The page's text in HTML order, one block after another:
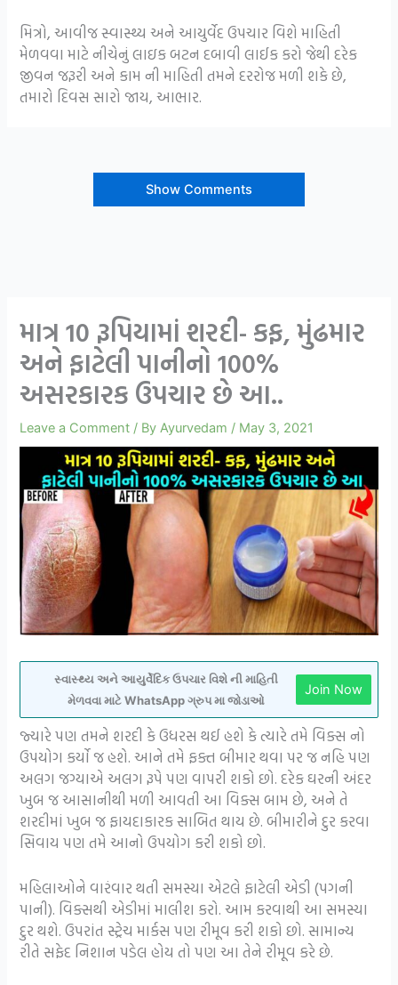
મિત્રો, આવીજ સ્વાસ્થ્ય અને આયુર્વેદ ઉપચાર વિશે માહિતી
મેળવવા માટે નીચેનું લાઇક બટન દબાવી લાઈક કરો જેથી દરેક
જીવન જરૂરી અને કામ ની માહિતી તમને દરરોજ મળી શકે છે,
તમારો દિવસ સારો જાય, આભાર.
Show Comments
માત્ર 10 રૂપિયામાં શરદી- કફ, મુંઢમાર
અને ફાટેલી પાનીનો 100%
અસરકારક ઉપચાર છે આ..
Leave a Comment / ByAyurvedam / May 3, 2021
સ્વાસ્થ્ય અને આયુર્વેદિક ઉપચાર વિશે ની માહિતી
મેળવવા માટે WhatsApp ગ્રુપ મા જોડાઓ
Join Now
જ્યારે પણ તમને શરદી કે ઉધરસ થઈ હશે કે ત્યારે તમે વિક્સ નો
ઉપયોગ કર્યો જ હશે. આને તમે ફક્ત બીમાર થવા પર જ નહિ પણ
અલગ જગ્યાએ અલગ રૂપે પણ વાપરી શકો છો. દરેક ઘરની અંદર
ખુબ જ આસાનીથી મળી આવતી આ વિક્સ બામ છે, અને તે
શરદીમાં ખુબ જ ફાયદાકારક સાબિત થાય છે. બીમારીને દુર કરવા
સિવાય પણ તમે આનો ઉપયોગ કરી શકો છો.
મહિલાઓને વારંવાર થતી સમસ્યા એટલે ફાટેલી એડી (પગની
પાની). વિક્સથી એડીમાં માલીશ કરો. આમ કરવાથી આ સમસ્યા
દુર થશે. ઉપરાંત સ્ટ્રેચ માર્કસ પણ રીમૂવ કરી શકો છો. સામાન્ય
રીતે સફેદ નિશાન પડેલ હોય તો પણ આ તેને રીમૂવ કરે છે.